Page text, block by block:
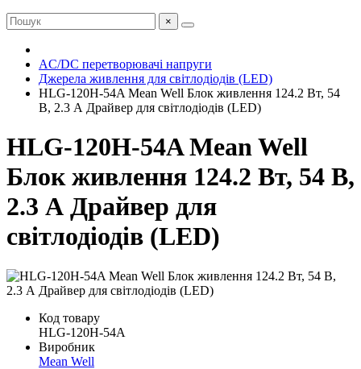
×
AC/DC перетворювачі напруги
Джерела живлення для світлодіодів (LED)
HLG-120H-54A Mean Well Блок живлення 124.2 Вт, 54
В, 2.3 А Драйвер для світлодіодів (LED)
HLG-120H-54A Mean Well
Блок живлення 124.2 Вт, 54 В,
2.3 А Драйвер для
світлодіодів (LED)
Код товару
HLG-120H-54A
Виробник
Mean Well